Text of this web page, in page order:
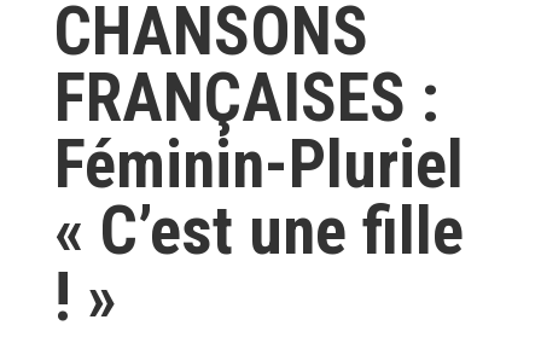
CHANSONS
FRANÇAISES :
Féminin-Pluriel
« C’est une fille
! »